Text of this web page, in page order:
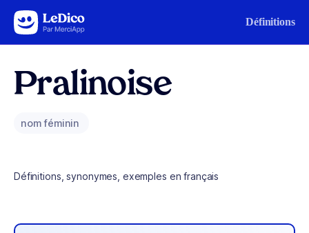
Aller au contenu Définitions
Pralinoise
nom féminin
Définitions, synonymes, exemples en français